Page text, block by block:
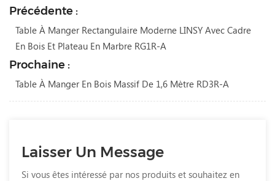
Précédente :
Table À Manger Rectangulaire Moderne LINSY Avec Cadre
En Bois Et Plateau En Marbre RG1R-A
Prochaine :
Table À Manger En Bois Massif De 1,6 Mètre RD3R-A
Laisser Un Message
Si vous êtes intéressé par nos produits et souhaitez en